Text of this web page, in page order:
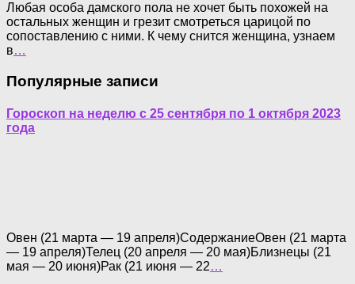
Любая особа дамского пола не хочет быть похожей на
остальных женщин и грезит смотреться царицой по
сопоставлению с ними. К чему снится женщина, узнаем
в…
Популярные записи
Гороскоп на неделю с 25 сентября по 1 октября 2023
года
Овен (21 марта — 19 апреля)СодержаниеОвен (21 марта
— 19 апреля)Телец (20 апреля — 20 мая)Близнецы (21
мая — 20 июня)Рак (21 июня — 22…